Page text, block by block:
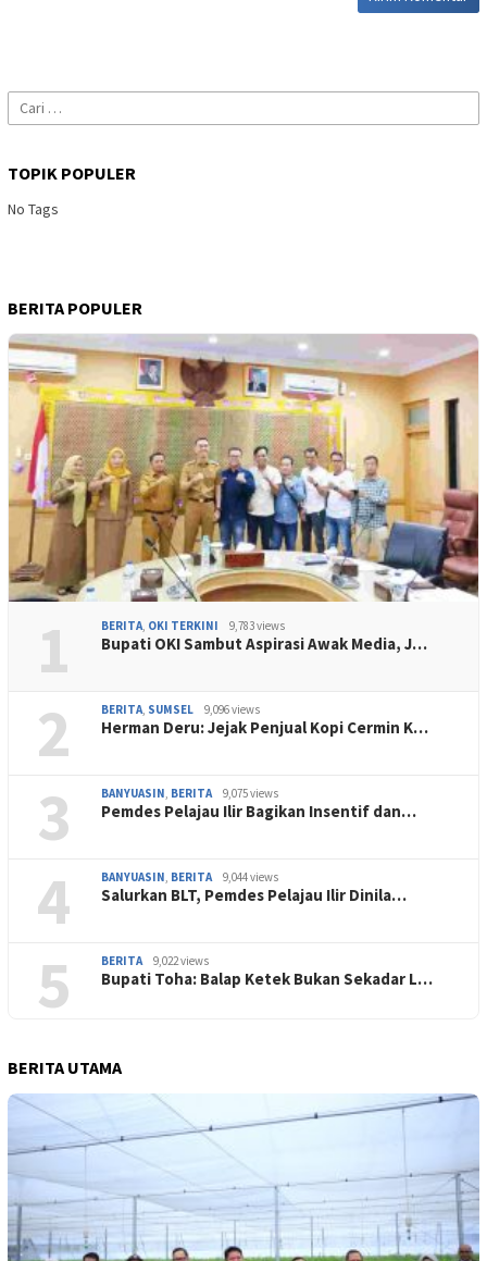
Cari
untuk:
TOPIK POPULER
No Tags
BERITA POPULER
1 BERITA OKI TERKINI 9,783 views
Bupati OKI Sambut Aspirasi Awak Media, J…
2 BERITA SUMSEL 9,096 views
Herman Deru: Jejak Penjual Kopi Cermin K…
3 BANYUASIN BERITA 9,075 views
Pemdes Pelajau Ilir Bagikan Insentif dan…
4 BANYUASIN BERITA 9,044 views
Salurkan BLT, Pemdes Pelajau Ilir Dinila…
5 BERITA 9,022 views
Bupati Toha: Balap Ketek Bukan Sekadar L…
BERITA UTAMA